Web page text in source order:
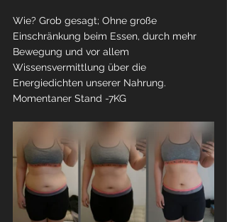
Wie? Grob gesagt; Ohne große
Einschränkung beim Essen, durch mehr
Bewegung und vor allem
Wissensvermittlung über die
Energiedichten unserer Nahrung.
Momentaner Stand -7KG